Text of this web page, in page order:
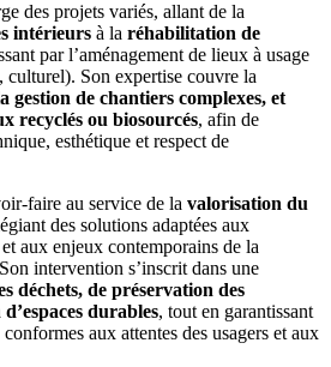
des projets variés, allant de la
intérieurs à la réhabilitation de
par l’aménagement de lieux à usage
culturel). Son expertise couvre la
gestion de chantiers complexes, et
recyclés ou biosourcés, afin de
esthétique et respect de
faire au service de la valorisation du
des solutions adaptées aux
aux enjeux contemporains de la
intervention s’inscrit dans une
déchets, de préservation des
durables, tout en garantissant
aux attentes des usagers et aux